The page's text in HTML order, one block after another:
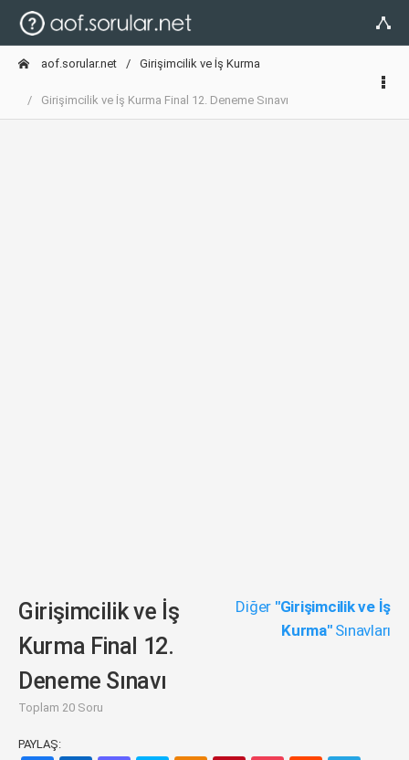
aof.sorular.net Girişimcilik ve İş Kurma
Girişimcilik ve İş Kurma Final 12. Deneme Sınavı
Girişimcilik ve İş
Kurma Final 12.
Deneme Sınavı
Toplam 20 Soru
Diğer "Girişimcilik ve İş
Kurma"Sınavları
PAYLAŞ: